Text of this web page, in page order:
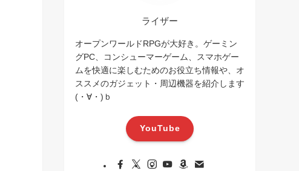
ライザー
オープンワールドRPGが大好き。ゲーミン
グPC、コンシューマーゲーム、スマホゲー
ムを快適に楽しむためのお役立ち情報や、オ
ススメのガジェット・周辺機器を紹介します
(・∀・)ｂ
YouTube